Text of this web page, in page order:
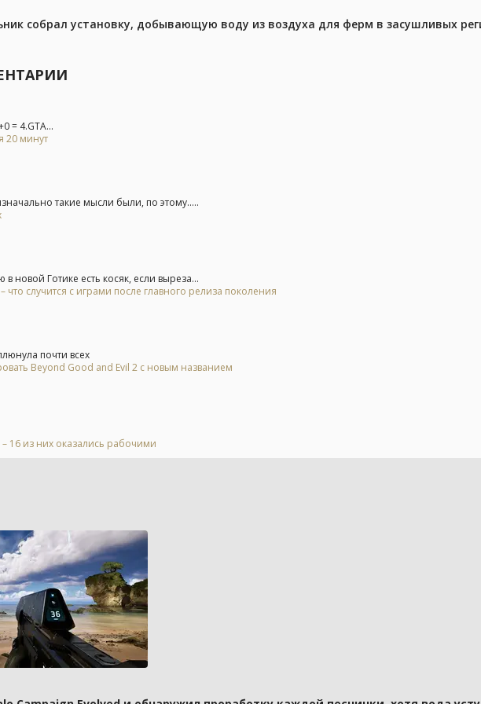
собрал установку, добывающую воду из воздуха для ферм в засушливых
= 4.GTA...
20 минут
такие мысли были, по этому.....
новой Готике есть косяк, если выреза...
что случится с играми после главного релиза поколения
почти всех
Beyond Good and Evil 2 с новым названием
16 из них оказались рабочими